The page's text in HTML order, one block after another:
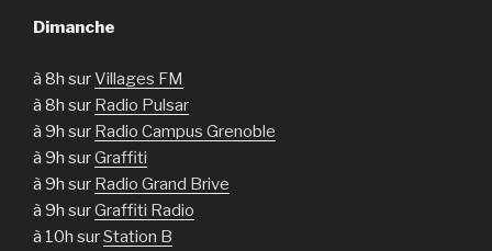
Dimanche
à 8h surVillages FM
à 8h sur Radio Pulsar
à 9h sur Radio Campus Grenoble
à 9h surGraffiti
à 9h sur Radio Grand Brive
à 9h surGraffiti Radio
à 10h surStation B